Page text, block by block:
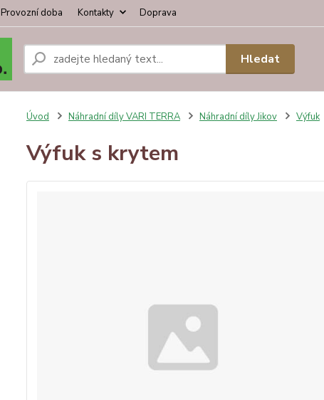
Provozní doba Kontakty Doprava
Hledat
Úvod Náhradní díly VARI TERRA Náhradní díly Jikov Výfuk
Výfuk s krytem